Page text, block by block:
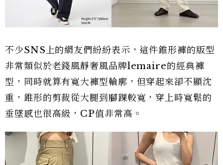
不少SNS上的網友們紛紛表示，這件錐形褲的版型
非常類似於老錢風靜奢風品牌lemaire的經典褲
型，同時就算有寬大褲型輪廓，但穿起來卻不顯沈
重，錐形的剪裁從大腿到腳踝較寬，穿上時寬鬆的
垂墜感也很高級，CP值非常高。